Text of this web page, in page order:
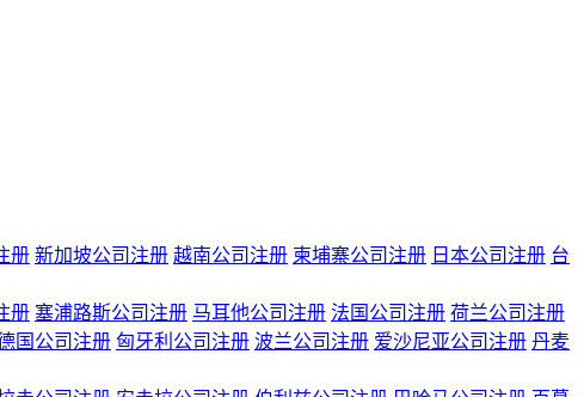
册 新加坡公司注册 越南公司注册 柬埔寨公司注册 日本公司注册 台
册 塞浦路斯公司注册 马耳他公司注册 法国公司注册 荷兰公司注册
国公司注册 匈牙利公司注册 波兰公司注册 爱沙尼亚公司注册 丹麦